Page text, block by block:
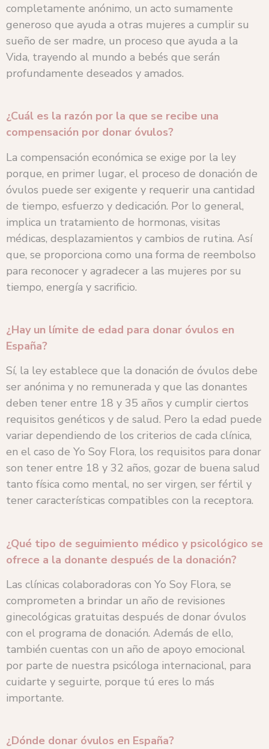
completamente anónimo, un acto sumamente
generoso que ayuda a otras mujeres a cumplir su
sueño de ser madre, un proceso que ayuda a la
Vida, trayendo al mundo a bebés que serán
profundamente deseados y amados.
¿Cuál es la razón por la que se recibe una
compensación por donar óvulos?
La compensación económica se exige por la ley
porque, en primer lugar, el proceso de donación de
óvulos puede ser exigente y requerir una cantidad
de tiempo, esfuerzo y dedicación. Por lo general,
implica un tratamiento de hormonas, visitas
médicas, desplazamientos y cambios de rutina. Así
que, se proporciona como una forma de reembolso
para reconocer y agradecer a las mujeres por su
tiempo, energía y sacrificio.
¿Hay un límite de edad para donar óvulos en
España?
Sí, la ley establece que la donación de óvulos debe
ser anónima y no remunerada y que las donantes
deben tener entre 18 y 35 años y cumplir ciertos
requisitos genéticos y de salud. Pero la edad puede
variar dependiendo de los criterios de cada clínica,
en el caso de Yo Soy Flora, los requisitos para donar
son tener entre 18 y 32 años, gozar de buena salud
tanto física como mental, no ser virgen, ser fértil y
tener características compatibles con la receptora.
¿Qué tipo de seguimiento médico y psicológico se
ofrece a la donante después de la donación?
Las clínicas colaboradoras con Yo Soy Flora, se
comprometen a brindar un año de revisiones
ginecológicas gratuitas después de donar óvulos
con el programa de donación. Además de ello,
también cuentas con un año de apoyo emocional
por parte de nuestra psicóloga internacional, para
cuidarte y seguirte, porque tú eres lo más
importante.
¿Dónde donar óvulos en España?